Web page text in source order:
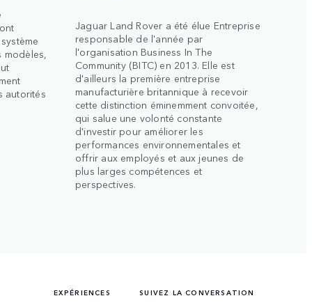
modèles,
autorités
Jaguar Land Rover a été élue Entreprise
responsable de l'année par
l'organisation Business In The
Community (BITC) en 2013. Elle est
d'ailleurs la première entreprise
manufacturière britannique à recevoir
cette distinction éminemment convoitée,
qui salue une volonté constante
d'investir pour améliorer les
performances environnementales et
offrir aux employés et aux jeunes de
plus larges compétences et
perspectives.
EXPÉRIENCES SUIVEZ LA CONVERSATION